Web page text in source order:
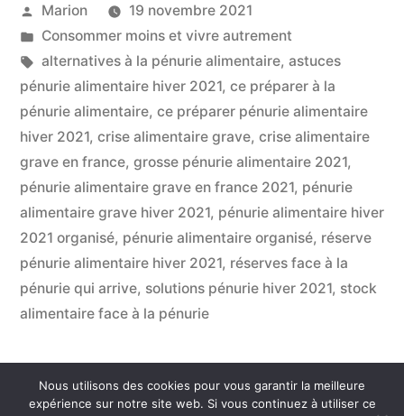
Alimentaire
Pour
Ne
Pas
Manquer
Cet
Hiver »
Publié
par
Marion
19 novembre 2021
Publié
dans
Consommer moins et vivre autrement
Étiquettes :
alternatives à la pénurie alimentaire, astuces
pénurie alimentaire hiver 2021, ce préparer à la
pénurie alimentaire, ce préparer pénurie alimentaire
hiver 2021, crise alimentaire grave, crise alimentaire
grave en france, grosse pénurie alimentaire 2021,
pénurie alimentaire grave en france 2021, pénurie
alimentaire grave hiver 2021, pénurie alimentaire hiver
2021 organisé, pénurie alimentaire organisé, réserve
pénurie alimentaire hiver 2021, réserves face à la
pénurie qui arrive, solutions pénurie hiver 2021, stock
alimentaire face à la pénurie
Consommer Autrement,Fièrement propulsé par
Nous utilisons des cookies pour vous garantir la meilleure
expérience sur notre site web. Si vous continuez à utiliser ce